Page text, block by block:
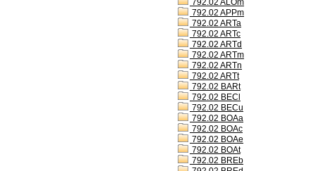
792.02 ALOm
792.02 APPm
792.02 ARTa
792.02 ARTc
792.02 ARTd
792.02 ARTm
792.02 ARTn
792.02 ARTt
792.02 BARt
792.02 BECl
792.02 BECu
792.02 BOAa
792.02 BOAc
792.02 BOAe
792.02 BOAt
792.02 BREb